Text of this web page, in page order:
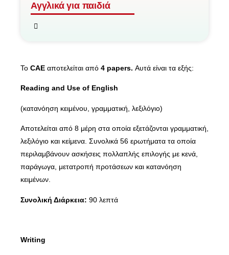
Αγγλικά για παιδιά
Το CAE αποτελείται από 4 papers. Αυτά είναι τα εξής:
Reading and Use of English
(κατανόηση κειμένου, γραμματική, λεξιλόγιο)
Αποτελείται από 8 μέρη στα οποία εξετάζονται γραμματική,
λεξιλόγιο και κείμενα. Συνολικά 56 ερωτήματα τα οποία
περιλαμβάνουν ασκήσεις πολλαπλής επιλογής με κενά,
παράγωγα, μετατροπή προτάσεων και κατανόηση
κειμένων.
Συνολική Διάρκεια: 90 λεπτά
Writing